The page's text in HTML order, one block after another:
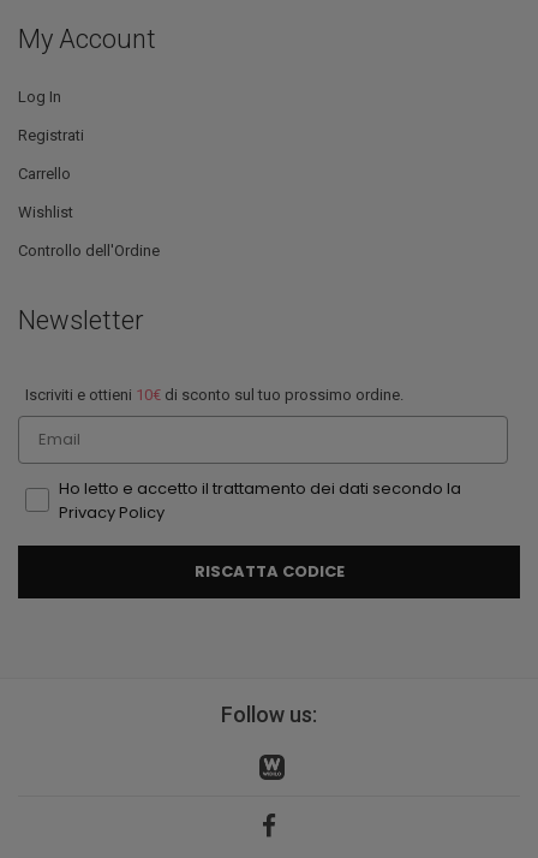
My Account
Log In
Registrati
Carrello
Wishlist
Controllo dell'Ordine
Newsletter
Iscriviti e ottieni 10€ di sconto sul tuo prossimo ordine.
Email
Ho letto e accetto il trattamento dei dati secondo la
Privacy Policy
RISCATTA CODICE
Follow us: